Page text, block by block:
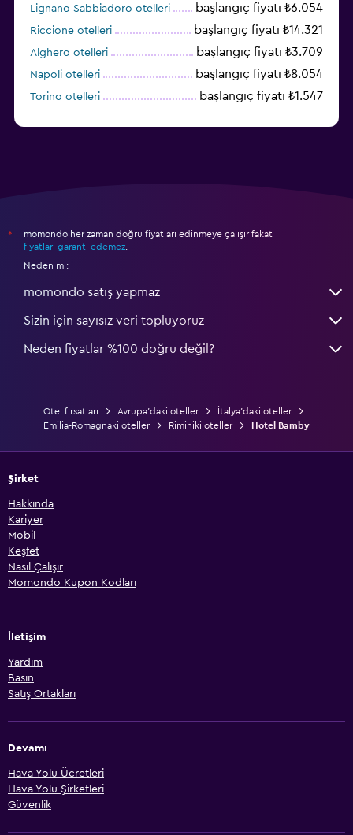
Lignano Sabbiadoro otelleri başlangıç fiyatı ₺6.054
Riccione otelleri başlangıç fiyatı ₺14.321
Alghero otelleri başlangıç fiyatı ₺3.709
Napoli otelleri başlangıç fiyatı ₺8.054
Torino otelleri başlangıç fiyatı ₺1.547
*
momondo her zaman doğru fiyatları edinmeye çalışır fakat
fiyatları garanti edemez
Neden mi:
momondo satış yapmaz
Sizin için sayısız veri topluyoruz
Neden fiyatlar %100 doğru değil?
Otel fırsatları Avrupa'daki oteller
İtalya'daki oteller
Emilia-Romagnaki oteller
Riminiki oteller Hotel Bamby
Şirket
Hakkında
Kariyer
Mobil
Keşfet
Nasıl Çalışır
Momondo Kupon Kodları
İletişim
Yardım
Basın
Satış Ortakları
Devamı
Hava Yolu Ücretleri
Hava Yolu Şirketleri
Güvenlik